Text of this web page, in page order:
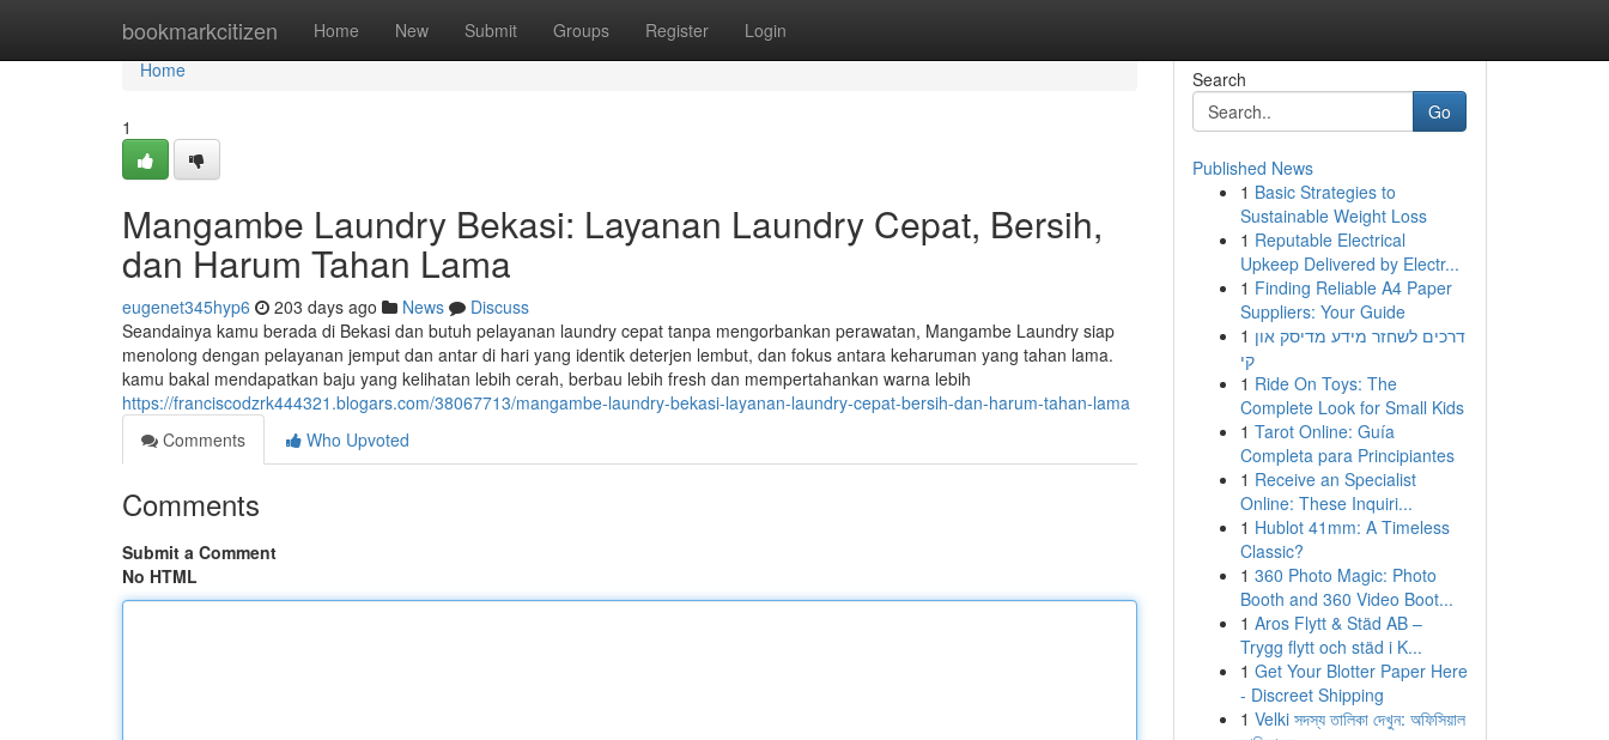
bookmarkcitizen Home New Submit Groups Register Login
Home
Home
1
Mangambe Laundry Bekasi: Layanan Laundry Cepat, Bersih,
dan Harum Tahan Lama
eugenet345hyp6 203 days ago News
Discuss
Seandainya kamu berada di Bekasi dan butuh pelayanan laundry cepat tanpa mengorbankan perawatan, Mangambe Laundry siap
menolong dengan pelayanan jemput dan antar di hari yang identik deterjen lembut, dan fokus antara keharuman yang tahan lama.
kamu bakal mendapatkan baju yang kelihatan lebih cerah, berbau lebih fresh dan mempertahankan warna lebih
https://franciscodzrk444321.blogars.com/38067713/mangambe-laundry-bekasi-layanan-laundry-cepat-bersih-dan-harum-tahan-lama
Comments
Who Upvoted
Comments
Submit a Comment
No HTML
Search
Go
Published News
1 Basic Strategies to
Sustainable Weight Loss
1 Reputable Electrical
Upkeep Delivered by Electr...
1 Finding Reliable A4 Paper
Suppliers: Your Guide
1 דרכים לשחזר מידע מדיסק און
קי
1 Ride On Toys: The
Complete Look for Small Kids
1 Tarot Online: Guía
Completa para Principiantes
1 Receive an Specialist
Online: These Inquiri...
1 Hublot 41mm: A Timeless
Classic?
1 360 Photo Magic: Photo
Booth and 360 Video Boot...
1 Aros Flytt & Städ AB –
Trygg flytt och städ i K...
1 Get Your Blotter Paper Here
- Discreet Shipping
1 Velki সদস্য তালিকা দেখুন: অফিসিয়াল